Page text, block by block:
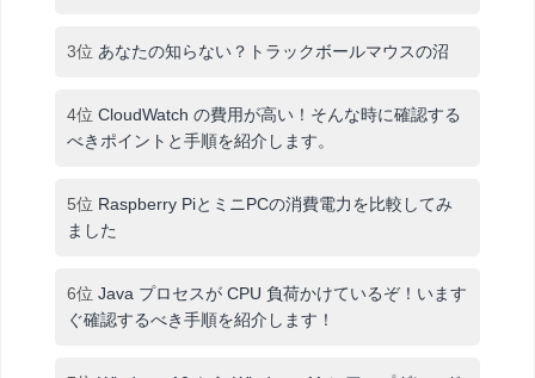
3位 あなたの知らない？トラックボールマウスの沼
4位 CloudWatch の費用が高い！そんな時に確認する
べきポイントと手順を紹介します。
5位 Raspberry PiとミニPCの消費電力を比較してみ
ました
6位 Java プロセスが CPU 負荷かけているぞ！います
ぐ確認するべき手順を紹介します！